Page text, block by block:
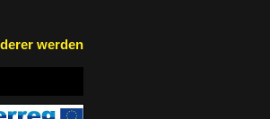
werden